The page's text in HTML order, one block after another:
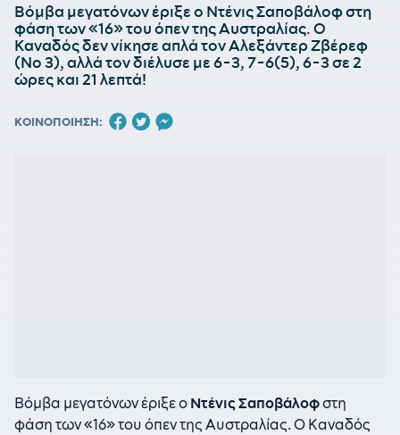
Βόμβα μεγατόνων έριξε ο Ντένις Σαποβάλοφ στη
φάση των «16» του όπεν της Αυστραλίας. Ο
Καναδός δεν νίκησε απλά τον Αλεξάντερ Ζβέρεφ
(Νο 3), αλλά τον διέλυσε με 6-3, 7-6(5), 6-3 σε 2
ώρες και 21 λεπτά!
ΚΟΙΝΟΠΟΙΗΣΗ:
Βόμβα μεγατόνων έριξε ο Ντένις Σαποβάλοφστη
φάση των «16» του όπεν της Αυστραλίας. Ο Καναδός